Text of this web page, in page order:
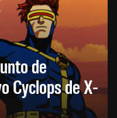
de
Cyclops de X-